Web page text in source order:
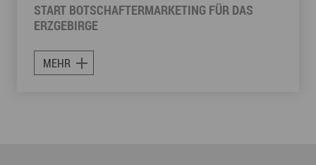
START BOTSCHAFTERMARKETING FÜR DAS
ERZGEBIRGE
MEHR